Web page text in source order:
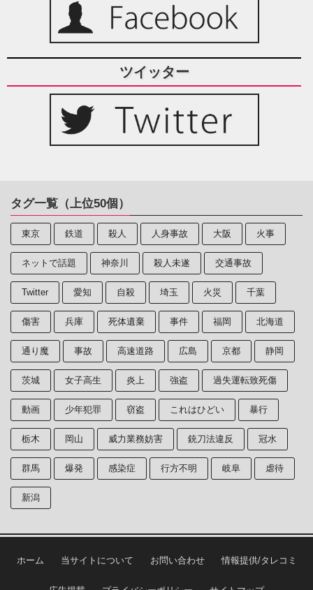
ツイッター
タグ一覧（上位50個）
東京 鉄道 殺人 人身事故 大阪 火事
ネットで話題 神奈川 殺人未遂 交通事故
Twitter 愛知 自殺 埼玉 火災 千葉
傷害 兵庫 死体遺棄 事件 福岡 北海道
通り魔 事故 高速道路 広島 京都 静岡
茨城 女子高生 炎上 強盗 過失運転致死傷
動画 少年犯罪 窃盗 これはひどい 暴行
栃木 岡山 威力業務妨害 銃刀法違反 冠水
群馬 爆発 感染症 行方不明 岐阜 虐待
新潟
ホーム 当サイトについて お問い合わせ 情報提供/タレコミ